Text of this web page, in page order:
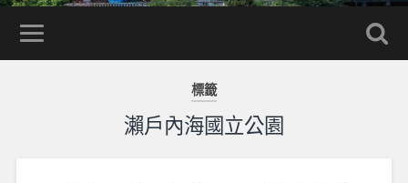
標籤
瀨戶內海國立公園